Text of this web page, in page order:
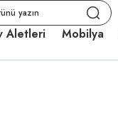
Aletleri Mobilya